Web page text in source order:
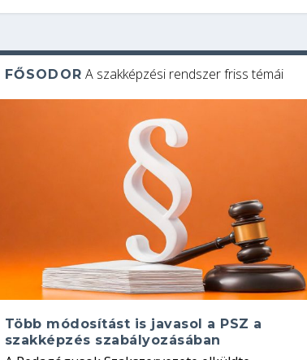
FŐSODOR A szakképzési rendszer friss témái
Több módosítást is javasol a PSZ a
szakképzés szabályozásában